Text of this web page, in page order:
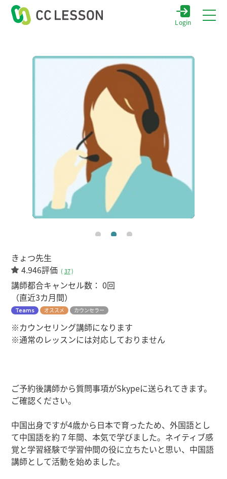
Login
きょつ先生
4.946評価 ( 37)
講師都合キャンセル数：0回
（直近3カ月間）
Teams オススメ カウンセラー
※カウンセリング講師になります
※通常のレッスンには対応しておりません
ご予約後講師から質問事項がSkypeに送られてきます。
ご確認ください。
中国出身ですが4歳から日本で育ったため、外国語とし
て中国語を約７年間、本気で学びました。ネイティブ感
覚と学習経験で学習仲間の役に立ちたいと思い、中国語
講師として活動を始めました。